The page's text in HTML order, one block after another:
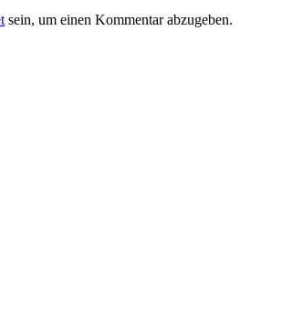
sein, um einen Kommentar abzugeben.